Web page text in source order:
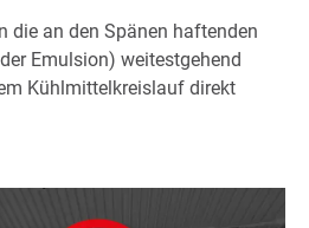
die an den Spänen haftenden
Emulsion) weitestgehend
Kühlmittelkreislauf direkt